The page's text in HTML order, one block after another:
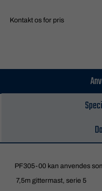
Kontakt os for pris
PF305-00 kan anvendes
7,5m gittermast, serie 5